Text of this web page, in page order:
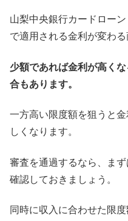
山梨中央銀行カードロー
で適用される金利が変わる
少額であれば金利が高く
合もあります。
一方高い限度額を狙うと
しくなります。
審査を通過するなら、ま
確認しておきましょう。
同時に収入に合わせた限